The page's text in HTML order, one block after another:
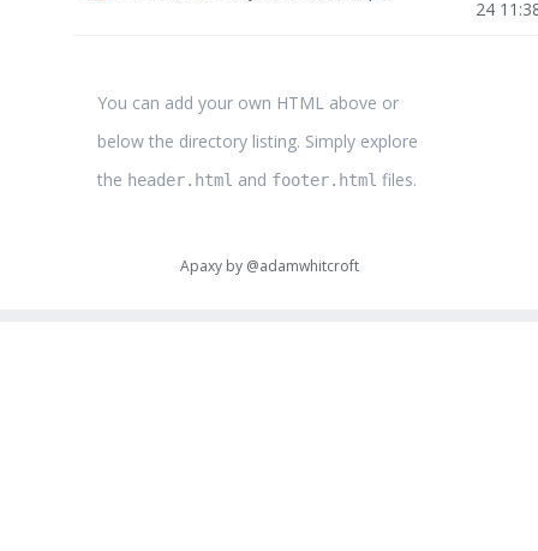
24
You can add your own HTML above or
below the directory listing. Simply explore
the header.html and footer.html files.
Apaxy by @adamwhitcroft